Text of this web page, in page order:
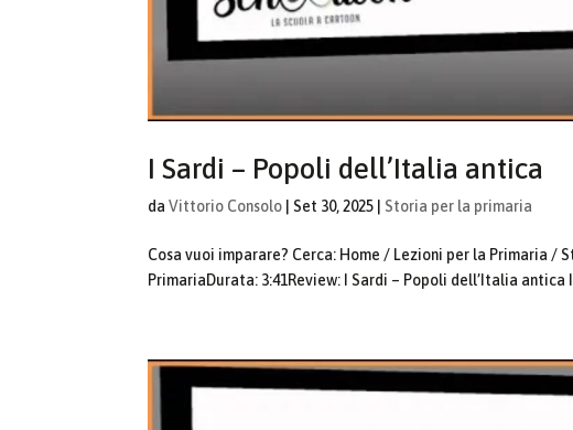
I Sardi – Popoli dell’Italia antica
daVittorio Consolo |Set 30, 2025 Storia per la primaria
Cosa vuoi imparare? Cerca: Home / Lezioni per la Primaria
PrimariaDurata: 3:41Review: I Sardi – Popoli dell’Italia